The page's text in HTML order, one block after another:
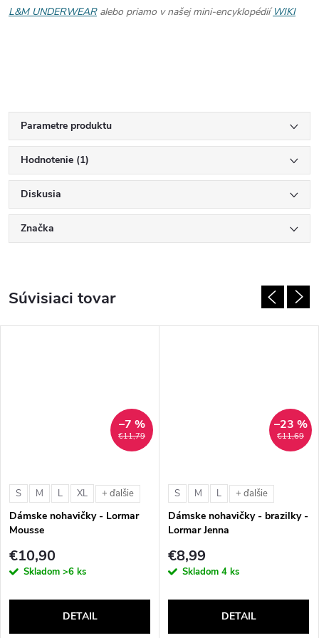
L&M UNDERWEARalebo priamo v našej mini-encyklopédiíWIKI
Parametre produktu
Hodnotenie (1)
Diskusia
Značka
Súvisiaci tovar
€11,79
–7 %
S M L XL + ďalšie
Dámske nohavičky - Lormar
Mousse
€10,90
Skladom >6 ks
DETAIL
€11,69
–23 %
S M L + ďalšie
Dámske nohavičky - brazilky -
Lormar Jenna
€8,99
Skladom 4 ks
DETAIL